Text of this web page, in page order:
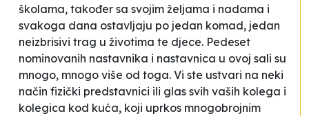
školama, također sa svojim željama i nadama i
svakoga dana ostavljaju po jedan komad, jedan
neizbrisivi trag u životima te djece. Pedeset
nominovanih nastavnika i nastavnica u ovoj sali su
mnogo, mnogo više od toga. Vi ste ustvari na neki
način fizički predstavnici ili glas svih vaših kolega i
kolegica kod kuća, koji uprkos mnogobrojnim